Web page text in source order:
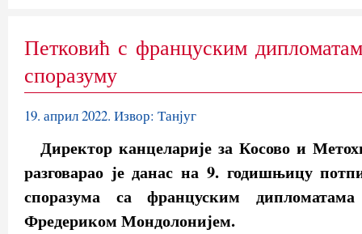
Петковић с француским
споразуму
19. април 2022. Извор: Танјуг
Директор канцеларије за Косово и
разговарао је данас на 9. годишњицу
споразума са француским
Фредериком Мондолонијем.